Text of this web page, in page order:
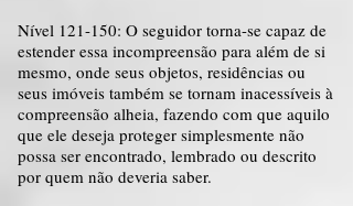
Nível 121-150: O seguidor torna-se capaz de
estender essa incompreensão para além de si
mesmo, onde seus objetos, residências ou
seus imóveis também se tornam inacessíveis à
compreensão alheia, fazendo com que aquilo
que ele deseja proteger simplesmente não
possa ser encontrado, lembrado ou descrito
por quem não deveria saber.